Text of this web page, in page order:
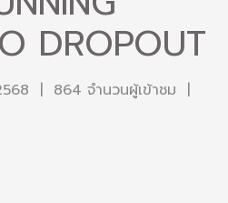
DROPOUT
| 864 จำนวนผู้เข้าชม |